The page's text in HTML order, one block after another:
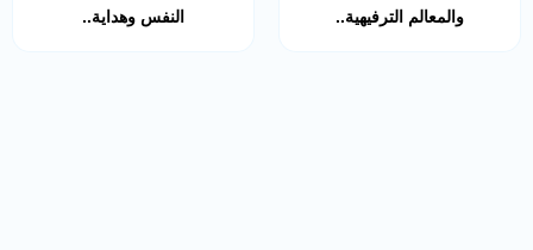
والمعالم الترفيهية..
النفس وهداية..